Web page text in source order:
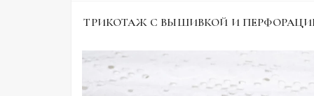
ТРИКОТАЖ С ВЫШИВКОЙ И ПЕРФОРАЦИЕЙ